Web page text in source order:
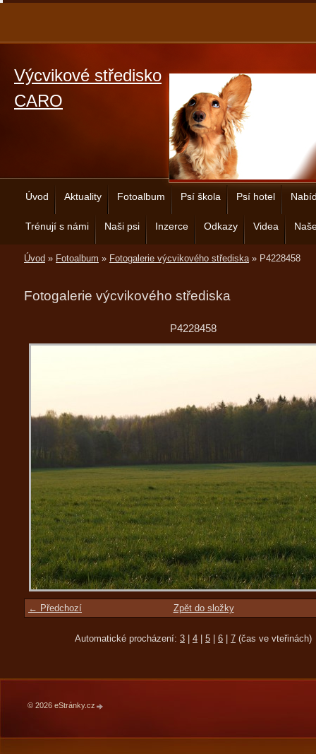
Výcvikové středisko
CARO
Úvod Aktuality Fotoalbum Psí škola Psí hotel
Trénují s námi Naši psi Inzerce Odkazy Videa
Úvod » Fotoalbum » Fotogalerie výcvikového střediska» P4228458
Fotogalerie výcvikového střediska
P4228458
← Předchozí Zpět do složky
Automatické procházení: 3 4 5 6 7 (čas ve vteřinách)
© 2026 eStránky.cz